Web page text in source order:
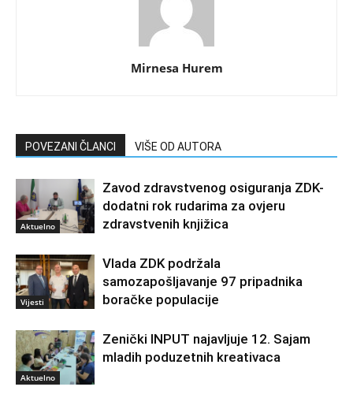
Mirnesa Hurem
POVEZANI ČLANCI VIŠE OD AUTORA
Aktuelno
Zavod zdravstvenog osiguranja ZDK-
dodatni rok rudarima za ovjeru
zdravstvenih knjižica
Vijesti
Vlada ZDK podržala
samozapošljavanje 97 pripadnika
boračke populacije
Aktuelno
Zenički INPUT najavljuje 12. Sajam
mladih poduzetnih kreativaca